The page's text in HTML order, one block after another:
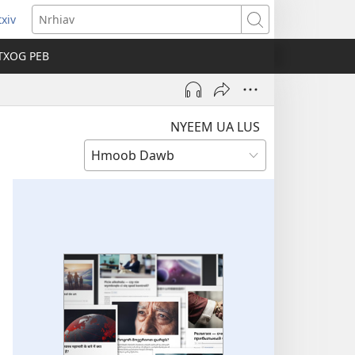
Nrhiav
PEB
NYEEM UA LUS